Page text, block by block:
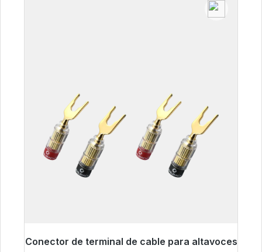
Conector de terminal de cable para altavoces
Listo para envío inmediato, plazo de entrega